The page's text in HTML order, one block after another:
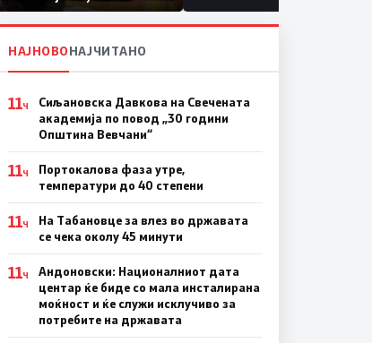
првачиња помалку
НАЈНОВОНАЈЧИТАНО
11Ч
Сиљановска Давкова на Свечената
академија по повод „30 години
Општина Вевчани“
11Ч
Портокалова фаза утре,
температури до 40 степени
11Ч
На Табановце за влез во државата
се чека околу 45 минути
11Ч
Андоновски: Националниот дата
центар ќе биде со мала инсталирана
моќност и ќе служи исклучиво за
потребите на државата